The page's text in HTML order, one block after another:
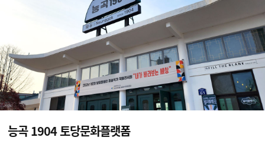
능곡 1904 토당문화플랫폼